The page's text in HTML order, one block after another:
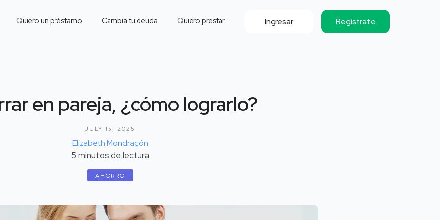
Quiero un préstamo Cambia tu deuda Quiero prestar Ingresar Regístrate
en pareja, ¿cómo lograrlo?
JULY 15, 2025
Elizabeth Mondragón
5 minutos de lectura
AHORRO